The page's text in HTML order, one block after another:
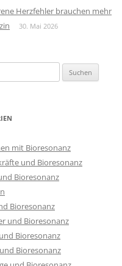
Herzfehler brauchen mehr
30. Mai 2026
mit Bioresonanz
und Bioresonanz
Bioresonanz
Bioresonanz
und Bioresonanz
Bioresonanz
Bioresonanz